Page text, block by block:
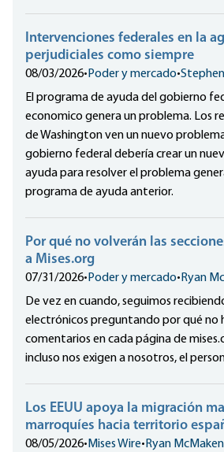
Intervenciones federales en la
perjudiciales como siempre
08/03/2026• Poder y mercado•
El programa de ayuda del gobierno
economico genera un problema. Los
de Washington ven un nuevo
gobierno federal debería crear un
ayuda para resolver el problema
programa de ayuda anterior.
Por qué no volverán las
a Mises.org
07/31/2026• Poder y mercado• Ryan
De vez en cuando, seguimos
electrónicos preguntando por qué no
comentarios en cada página de
incluso nos exigen a nosotros, el
Los EEUU apoya la migración
marroquíes hacia territorio
08/05/2026• Mises Wire• Ryan McMaken